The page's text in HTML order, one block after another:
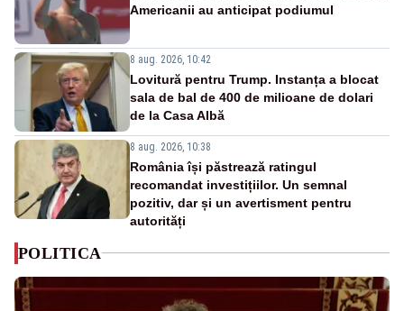
Americanii au anticipat podiumul
8 aug. 2026, 10:42
Lovitură pentru Trump. Instanța a blocat
sala de bal de 400 de milioane de dolari
de la Casa Albă
8 aug. 2026, 10:38
România își păstrează ratingul
recomandat investițiilor. Un semnal
pozitiv, dar și un avertisment pentru
autorități
POLITICA